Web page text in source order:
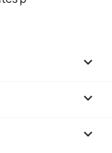


